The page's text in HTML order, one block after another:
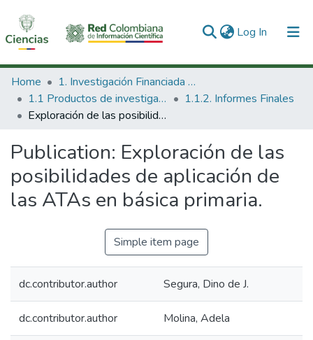
Log In (current)
Communities & Collections
All of DSpace
Home
1. Investigación Financiada con Recursos Públicos
1.1 Productos de investigación
1.1.2. Informes Finales
Exploración de las posibilidades de aplicación de las ATAs en básica primaria.
Publication: Exploración de las
posibilidades de aplicación de
las ATAs en básica primaria.
Simple item page
dc.contributor.author Segura, Dino de J.
dc.contributor.author Molina, Adela